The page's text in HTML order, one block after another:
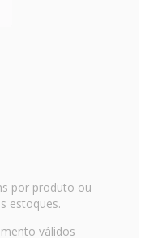
por produto ou
estoques.
válidos